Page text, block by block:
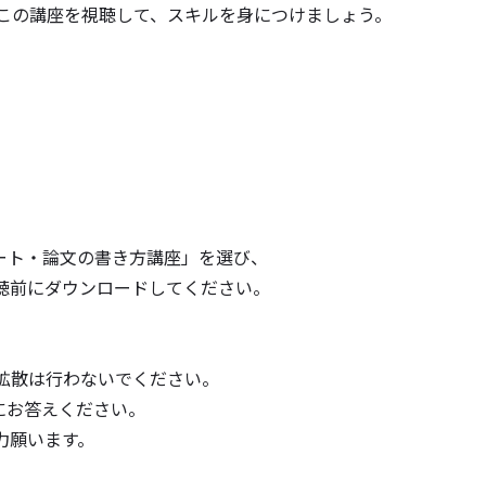
講座を視聴して、スキルを身につけましょう。
・論文の書き方講座」を選び、
にダウンロードしてください。
は行わないでください。
答えください。
います。